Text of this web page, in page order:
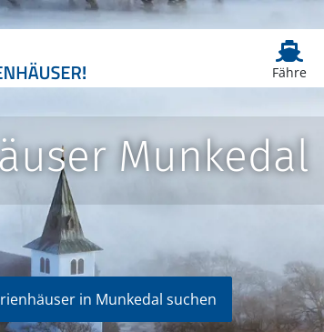
Fähre
Munkedal
in Munkedal suchen